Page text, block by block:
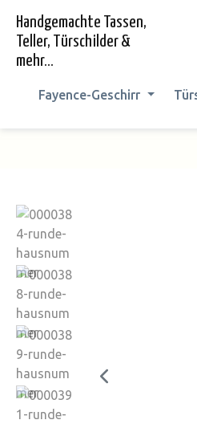
Zur Hauptnavigation
Handgemachte Tassen,
Teller, Türschilder &
mehr...
Fayence-Geschirr
Bildergalerie überspringen